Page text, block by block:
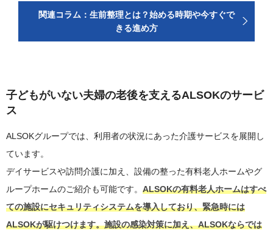
関連コラム：生前整理とは？始める時期や今すぐで
きる進め方
子どもがいない夫婦の老後を支えるALSOKのサービ
ス
ALSOKグループでは、利用者の状況にあった介護サービスを展開し
ています。
デイサービスや訪問介護に加え、設備の整った有料老人ホームやグ
ループホームのご紹介も可能です。 ALSOKの有料老人ホームはすべ
ての施設にセキュリティシステムを導入しており、緊急時には
ALSOKが駆けつけます。施設の感染対策に加え、ALSOKならでは